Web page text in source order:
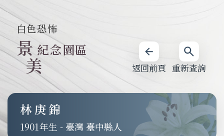
重新查詢
返回前頁
白色恐怖
景
美
紀念園區
林庚錦
1901 - 臺灣 臺中縣人